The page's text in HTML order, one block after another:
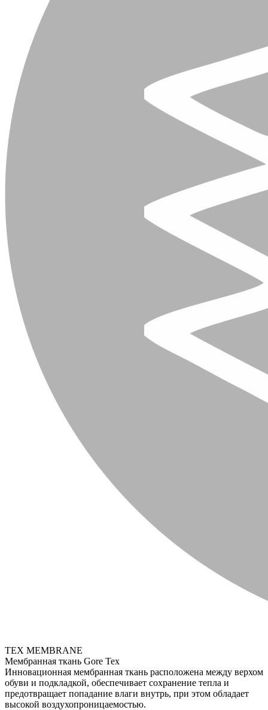
TEX MEMBRANE
Мембранная ткань Gore Tex
Инновационная мембранная ткань расположена между верхом
обуви и подкладкой, обеспечивает сохранение тепла и
предотвращает попадание влаги внутрь, при этом обладает
высокой воздухопроницаемостью.